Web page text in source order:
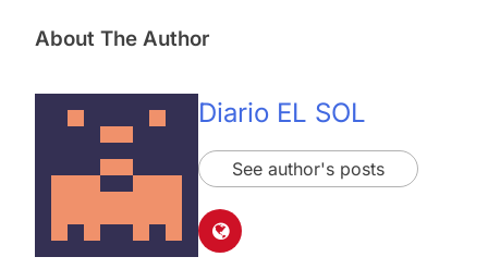
About The Author
Diario EL SOL
See author's posts